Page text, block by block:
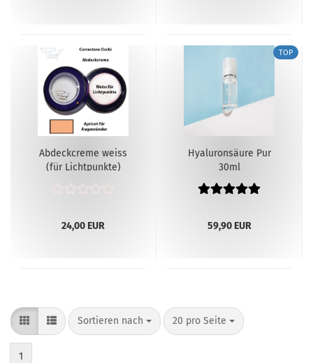
Abdeckcreme weiss
(für Lichtpunkte)
24,00 EUR
TOP
Hyaluronsäure Pur
30ml
59,90 EUR
Sortieren nach
Sortieren nach 20 pro Seite
pro Seite
1